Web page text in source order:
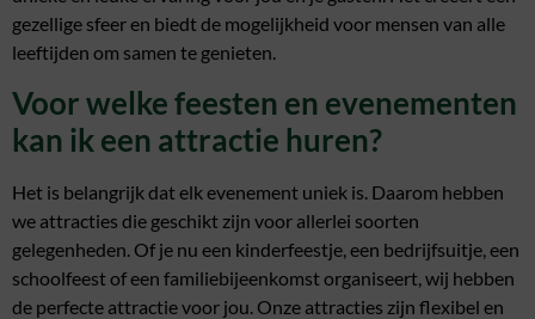
gezellige sfeer en biedt de mogelijkheid voor mensen van alle
leeftijden om samen te genieten.
Voor welke feesten en evenementen
kan ik een attractie huren?
Het is belangrijk dat elk evenement uniek is. Daarom hebben
we attracties die geschikt zijn voor allerlei soorten
gelegenheden. Of je nu een kinderfeestje, een bedrijfsuitje, een
schoolfeest of een familiebijeenkomst organiseert, wij hebben
de perfecte attractie voor jou. Onze attracties zijn flexibel en